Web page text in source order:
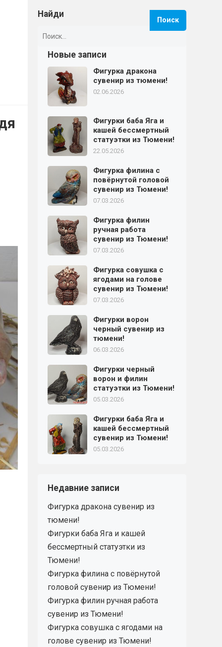
Найди
Новые записи
Фигурка дракона
сувенир из тюмени!
02.06.2026
Фигурки баба Яга и
кашей бессмертный
статуэтки из Тюмени!
22.05.2026
Фигурка филина с
повёрнутой головой
сувенир из Тюмени!
07.03.2026
Фигурка филин
ручная работа
сувенир из Тюмени!
07.03.2026
Фигурка совушка с
ягодами на голове
сувенир из Тюмени!
07.03.2026
Фигурки ворон
черный сувенир из
тюмени!
06.03.2026
Фигурки черный
ворон и филин
статуэтки из Тюмени!
05.03.2026
Фигурки баба Яга и
кашей бессмертный
сувенир из Тюмени!
05.03.2026
Недавние записи
Фигурка дракона сувенир из
тюмени!
Фигурки баба Яга и кашей
бессмертный статуэтки из
Тюмени!
Фигурка филина с повёрнутой
головой сувенир из Тюмени!
Фигурка филин ручная работа
сувенир из Тюмени!
Фигурка совушка с ягодами на
голове сувенир из Тюмени!